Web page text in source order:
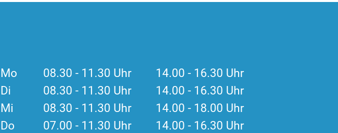
Mo
08.30 - 11.30 Uhr 14.00 - 16.30 Uhr
Di
08.30 - 11.30 Uhr 14.00 - 16.30 Uhr
Mi
08.30 - 11.30 Uhr 14.00 - 18.00 Uhr
Do
07.00 - 11.30 Uhr 14.00 - 16.30 Uhr